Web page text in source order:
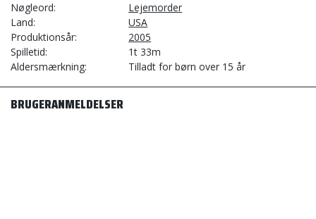
Nøgleord
Lejemorder
Land
USA
Produktionsår
2005
Spilletid
1t 33m
Aldersmærkning
Tilladt for børn over 15 år
BRUGERANMELDELSER